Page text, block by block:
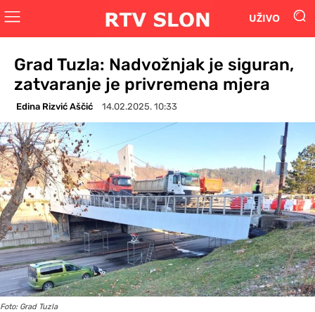
UŽIVO
Grad Tuzla: Nadvožnjak je siguran,
zatvaranje je privremena mjera
Edina Rizvić Aščić 14.02.2025. 10:33
Foto: Grad Tuzla